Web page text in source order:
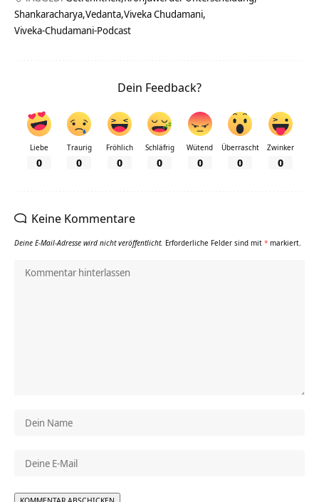
Shankaracharya Vedanta Viveka Chudamani
Viveka-Chudamani-Podcast
Dein Feedback?
Liebe
0
Traurig
0
Fröhlich
0
Schläfrig
0
Wütend
0
Überrascht
0
Zwinker
0
Keine Kommentare
Deine E-Mail-Adresse wird nicht veröffentlicht. Erforderliche Felder sind mit * markiert.